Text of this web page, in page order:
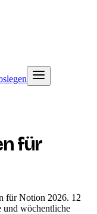
für
für Notion 2026. 12
und wöchentliche